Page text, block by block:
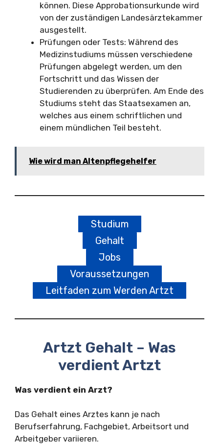
können. Diese Approbationsurkunde wird
von der zuständigen Landesärztekammer
ausgestellt.
Prüfungen oder Tests: Während des
Medizinstudiums müssen verschiedene
Prüfungen abgelegt werden, um den
Fortschritt und das Wissen der
Studierenden zu überprüfen. Am Ende des
Studiums steht das Staatsexamen an,
welches aus einem schriftlichen und
einem mündlichen Teil besteht.
Wie wird man Altenpflegehelfer
Studium
Gehalt
Jobs
Voraussetzungen
Leitfaden zum Werden Artzt
Artzt Gehalt – Was
verdient Artzt
Was verdient ein Arzt?
Das Gehalt eines Arztes kann je nach
Berufserfahrung, Fachgebiet, Arbeitsort und
Arbeitgeber variieren.